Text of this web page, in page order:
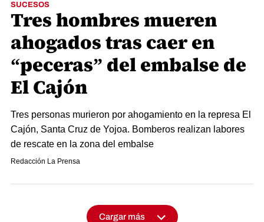
SUCESOS
Tres hombres mueren
ahogados tras caer en
“peceras” del embalse de
El Cajón
Tres personas murieron por ahogamiento en la represa El
Cajón, Santa Cruz de Yojoa. Bomberos realizan labores
de rescate en la zona del embalse
Redacción La Prensa
Cargar más